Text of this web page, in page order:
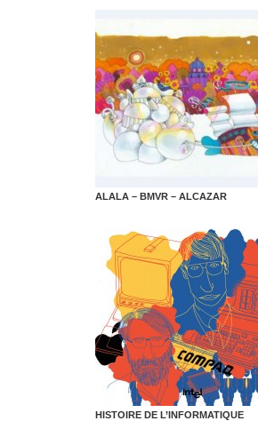
ALALA – BMVR – ALCAZAR
HISTOIRE DE L’INFORMATIQUE